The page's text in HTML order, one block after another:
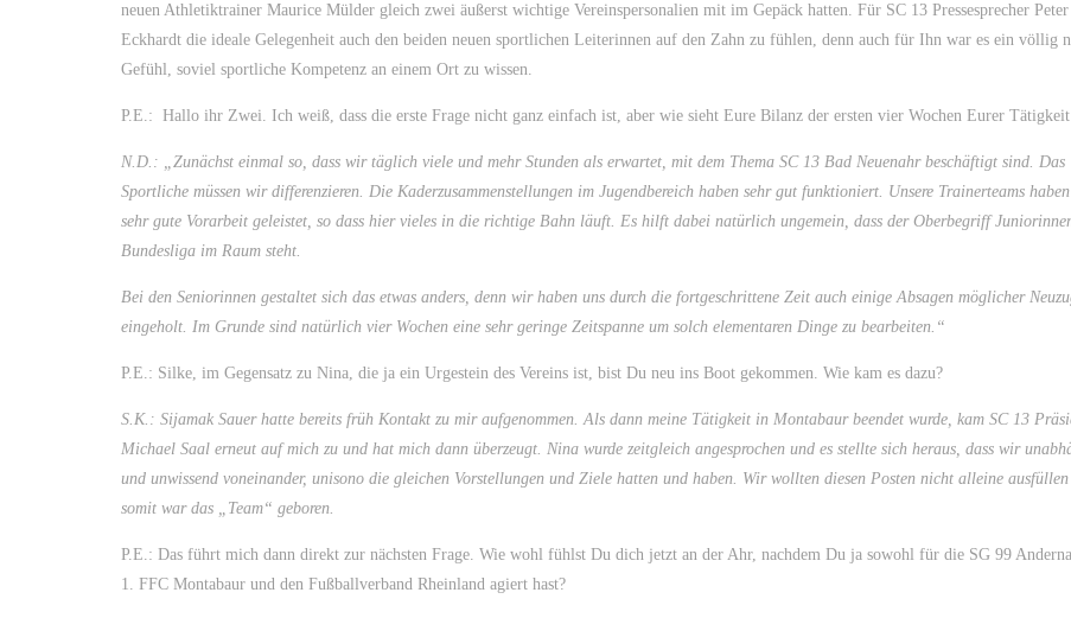
neuen Athletiktrainer Maurice Mülder gleich zwei äußerst wichtige Vereinspersonalien mit im Gepäck hatten. Für SC 13 Pressesprecher Peter
Eckhardt die ideale Gelegenheit auch den beiden neuen sportlichen Leiterinnen auf den Zahn zu fühlen, denn auch für Ihn war es ein völlig
Gefühl, soviel sportliche Kompetenz an einem Ort zu wissen.
P.E.: Hallo ihr Zwei. Ich weiß, dass die erste Frage nicht ganz einfach ist, aber wie sieht Eure Bilanz der ersten vier Wochen Eurer Tätigkeit
N.D.: „Zunächst einmal so, dass wir täglich viele und mehr Stunden als erwartet, mit dem Thema SC 13 Bad Neuenahr beschäftigt sind. Das
Sportliche müssen wir differenzieren. Die Kaderzusammenstellungen im Jugendbereich haben sehr gut funktioniert. Unsere Trainerteams
sehr gute Vorarbeit geleistet, so dass hier vieles in die richtige Bahn läuft. Es hilft dabei natürlich ungemein, dass der Oberbegriff
Bundesliga im Raum steht.
Bei den Seniorinnen gestaltet sich das etwas anders, denn wir haben uns durch die fortgeschrittene Zeit auch einige Absagen möglicher
eingeholt. Im Grunde sind natürlich vier Wochen eine sehr geringe Zeitspanne um solch elementaren Dinge zu bearbeiten.“
P.E.: Silke, im Gegensatz zu Nina, die ja ein Urgestein des Vereins ist, bist Du neu ins Boot gekommen. Wie kam es dazu?
S.K.: Sijamak Sauer hatte bereits früh Kontakt zu mir aufgenommen. Als dann meine Tätigkeit in Montabaur beendet wurde, kam SC 13
Michael Saal erneut auf mich zu und hat mich dann überzeugt. Nina wurde zeitgleich angesprochen und es stellte sich heraus, dass wir
und unwissend voneinander, unisono die gleichen Vorstellungen und Ziele hatten und haben. Wir wollten diesen Posten nicht alleine
somit war das „Team“ geboren.
P.E.: Das führt mich dann direkt zur nächsten Frage. Wie wohl fühlst Du dich jetzt an der Ahr, nachdem Du ja sowohl für die SG 99
1. FFC Montabaur und den Fußballverband Rheinland agiert hast?